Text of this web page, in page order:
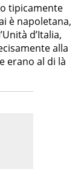
tipicamente
è napoletana,
d’Italia,
alla
erano al di là